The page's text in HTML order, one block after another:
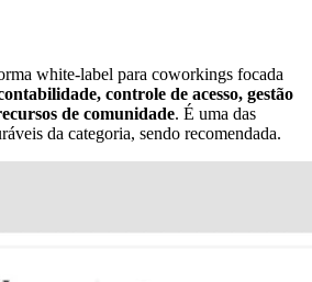
white-label para coworkings focada
controle de acesso, gestão
de comunidade. É uma das
da categoria, sendo recomendada.